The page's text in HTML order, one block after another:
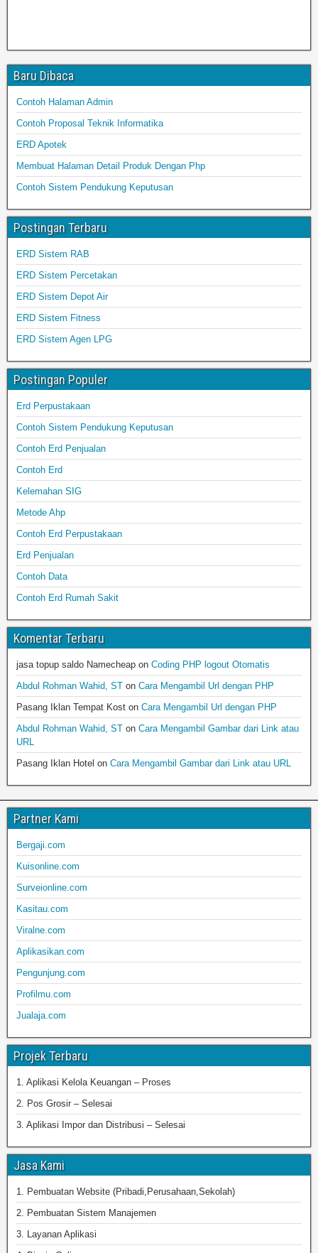
Baru Dibaca
Contoh Halaman Admin
Contoh Proposal Teknik Informatika
ERD Apotek
Membuat Halaman Detail Produk Dengan Php
Contoh Sistem Pendukung Keputusan
Postingan Terbaru
ERD Sistem RAB
ERD Sistem Percetakan
ERD Sistem Depot Air
ERD Sistem Fitness
ERD Sistem Agen LPG
Postingan Populer
Erd Perpustakaan
Contoh Sistem Pendukung Keputusan
Contoh Erd Penjualan
Contoh Erd
Kelemahan SIG
Metode Ahp
Contoh Erd Perpustakaan
Erd Penjualan
Contoh Data
Contoh Erd Rumah Sakit
Komentar Terbaru
jasa topup saldo Namecheap on Coding PHP logout Otomatis
Abdul Rohman Wahid, ST on Cara Mengambil Url dengan PHP
Pasang Iklan Tempat Kost on Cara Mengambil Url dengan PHP
Abdul Rohman Wahid, ST on Cara Mengambil Gambar dari Link atau
URL
Pasang Iklan Hotel on Cara Mengambil Gambar dari Link atau URL
Partner Kami
Bergaji.com
Kuisonline.com
Surveionline.com
Kasitau.com
Viralne.com
Aplikasikan.com
Pengunjung.com
Profilmu.com
Jualaja.com
Projek Terbaru
1. Aplikasi Kelola Keuangan – Proses
2. Pos Grosir – Selesai
3. Aplikasi Impor dan Distribusi – Selesai
Jasa Kami
1. Pembuatan Website (Pribadi,Perusahaan,Sekolah)
2. Pembuatan Sistem Manajemen
3. Layanan Aplikasi